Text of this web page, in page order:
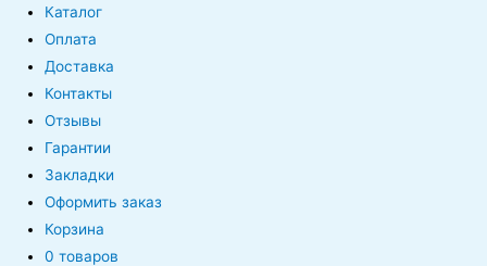
Каталог
Оплата
Доставка
Контакты
Отзывы
Гарантии
Закладки
Оформить заказ
Корзина
0 товаров